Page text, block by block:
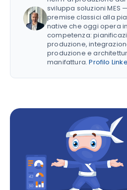
sviluppa soluzioni MES
premise classici alla
native che oggi opera
competenza:
produzione,
produzione e
manifattura.Profilo